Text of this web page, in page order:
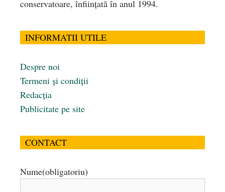
conservatoare, înfiinţată în anul 1994.
INFORMATII UTILE
Despre noi
Termeni și condiții
Redacția
Publicitate pe site
CONTACT
Nume(obligatoriu)